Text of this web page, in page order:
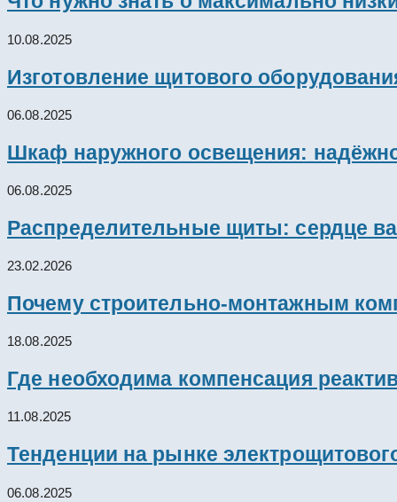
10.08.2025
Изготовление щитового
06.08.2025
Шкаф наружного освещения:
06.08.2025
Распределительные щиты: сердце
23.02.2026
Почему строительно-монтажным
18.08.2025
Где необходима компенсация
11.08.2025
Тенденции на рынке
06.08.2025